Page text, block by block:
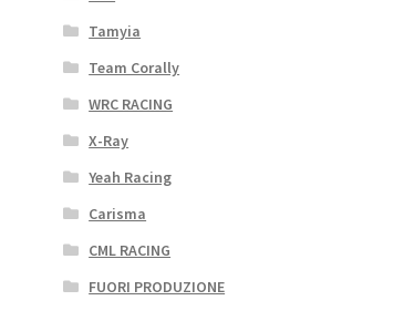
Tamyia
Team Corally
WRC RACING
X-Ray
Yeah Racing
Carisma
CML RACING
FUORI PRODUZIONE